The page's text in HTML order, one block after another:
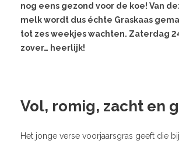
nog eens gezond voor de koe! Van
melk wordt dus échte Graskaas
tot zes weekjes wachten. Zaterdag
zover… heerlijk!
Vol, romig, zacht en
Het jonge verse voorjaarsgras geeft die